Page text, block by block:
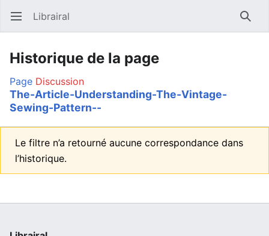
Ouvrir le menu principal Librairal
Historique de la page
Page Discussion
The-Article-Understanding-The-Vintage-
Sewing-Pattern--
Le filtre n’a retourné aucune correspondance dans
l’historique.